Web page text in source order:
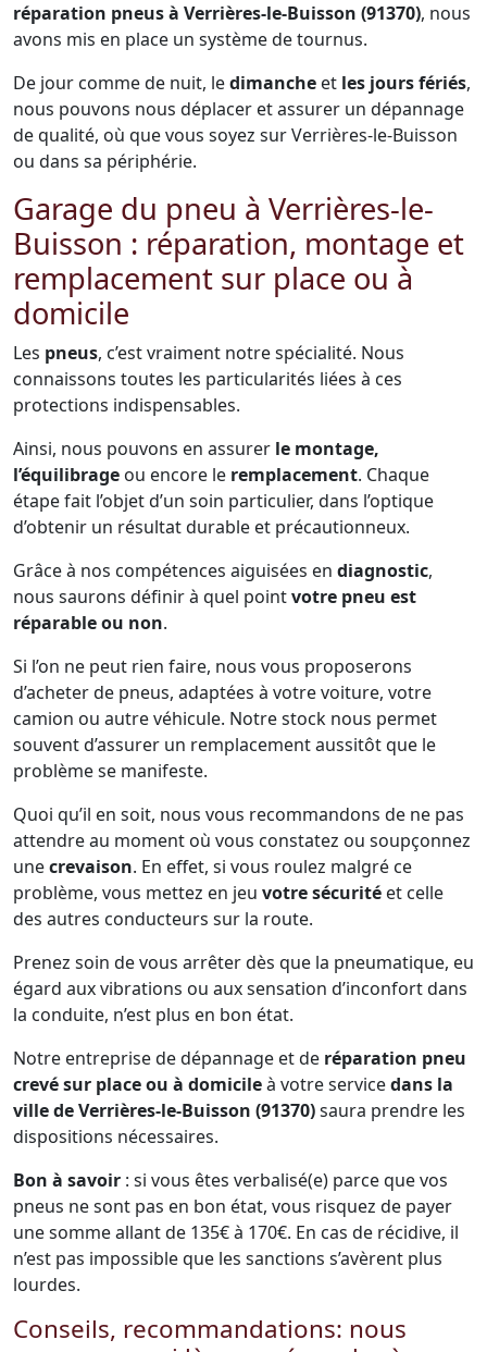
réparation pneus à Verrières-le-Buisson (91370), nous
avons mis en place un système de tournus.
De jour comme de nuit, ledimanche et les jours fériés,
nous pouvons nous déplacer et assurer un dépannage
de qualité, où que vous soyez sur Verrières-le-Buisson
ou dans sa périphérie.
Garage du pneu à Verrières-le-
Buisson : réparation, montage et
remplacement sur place ou à
domicile
Les pneus, c’est vraiment notre spécialité. Nous
connaissons toutes les particularités liées à ces
protections indispensables.
Ainsi, nous pouvons en assurer le montage,
l’équilibrage ou encore le remplacement. Chaque
étape fait l’objet d’un soin particulier, dans l’optique
d’obtenir un résultat durable et précautionneux.
Grâce à nos compétences aiguisées en diagnostic,
nous saurons définir à quel pointvotre pneu est
réparable ou non.
Si l’on ne peut rien faire, nous vous proposerons
d’acheter de pneus, adaptées à votre voiture, votre
camion ou autre véhicule. Notre stock nous permet
souvent d’assurer un remplacement aussitôt que le
problème se manifeste.
Quoi qu’il en soit, nous vous recommandons de ne pas
attendre au moment où vous constatez ou soupçonnez
unecrevaison. En effet, si vous roulez malgré ce
problème, vous mettez en jeu votre sécurité et celle
des autres conducteurs sur la route.
Prenez soin de vous arrêter dès que la pneumatique, eu
égard aux vibrations ou aux sensation d’inconfort dans
la conduite, n’est plus en bon état.
Notre entreprise de dépannage et de réparation pneu
crevé sur place ou à domicileà votre servicedans la
ville de Verrières-le-Buisson (91370)saura prendre les
dispositions nécessaires.
Bon à savoir : si vous êtes verbalisé(e) parce que vos
pneus ne sont pas en bon état, vous risquez de payer
une somme allant de 135€ à 170€. En cas de récidive, il
n’est pas impossible que les sanctions s’avèrent plus
lourdes.
Conseils, recommandations: nous